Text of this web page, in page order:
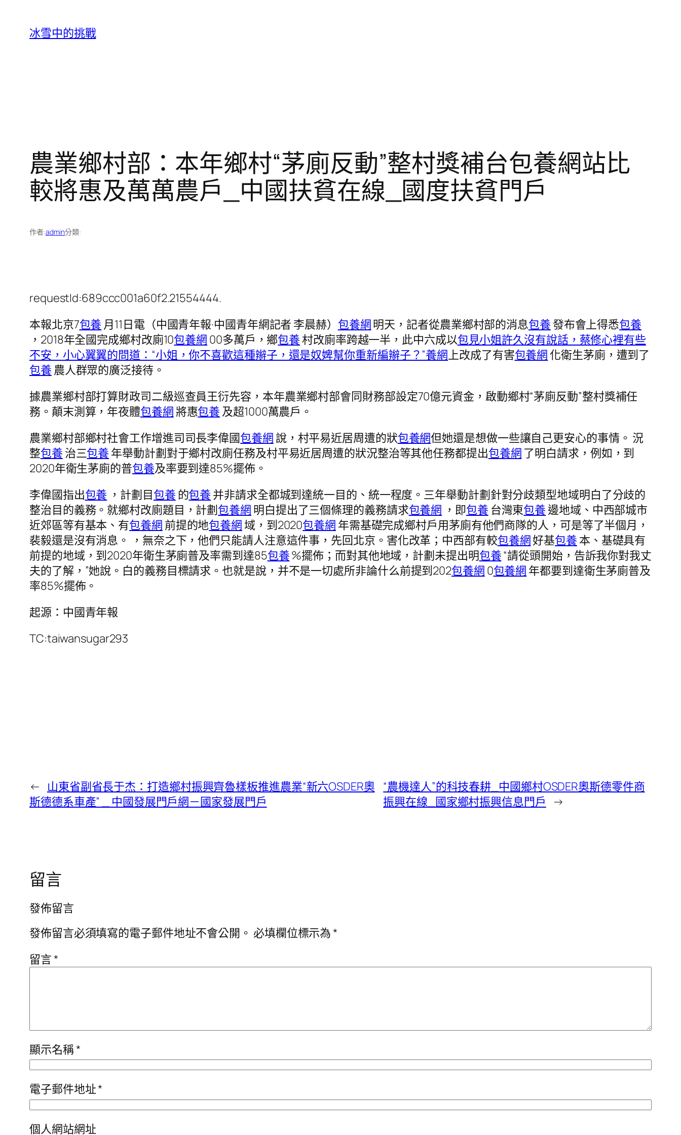
冰雪中的挑戰
農業鄉村部：本年鄉村“茅廁反動”整村獎補台包養網站比
較將惠及萬萬農戶_中國扶貧在線_國度扶貧門戶
作者:admin分類:
requestId:689ccc001a60f2.21554444.
本報北京7包養 月11日電（中國青年報·中國青年網記者 李晨赫） 包養網明天，記者從農業鄉村部的消息包養發布會上得悉包養
，2018年全國完成鄉村改廁10包養網 00多萬戶，鄉包養村改廁率跨越一半，此中六成以包見小姐許久沒有說話，蔡修心裡有些
不安，小心翼翼的問道：“小姐，你不喜歡這種辮子，還是奴婢幫你重新編辮子？”養網上改成了有害包養網化衛生茅廁，遭到了
包養 農人群眾的廣泛接待。
據農業鄉村部打算財政司二級巡查員王衍先容，本年農業鄉村部會同財務部設定70億元資金，啟動鄉村“茅廁反動”整村獎補任
務。顛末測算，年夜體包養網將惠包養 及超1000萬農戶。
農業鄉村部鄉村社會工作增進司司長李偉國包養網說，村平易近居周遭的狀包養網但她還是想做一些讓自己更安心的事情。 況
整包養 治三包養 年舉動計劃對于鄉村改廁任務及村平易近居周遭的狀況整治等其他任務都提出包養網 了明白請求，例如，到
2020年衛生茅廁的普包養及率要到達85%擺佈。
李偉國指出包養 ，計劃目包養 的包養 并非請求全都城到達統一目的、統一程度。三年舉動計劃針對分歧類型地域明白了分歧的
整治目的義務。就鄉村改廁題目，計劃包養網 明白提出了三個條理的義務請求包養網 ，即包養 台灣東包養 邊地域、中西部城市
近郊區等有基本、有包養網 前提的地包養網 域，到2020包養網 年需基礎完成鄉村戶用茅廁有他們商隊的人，可是等了半個月，
裴毅還是沒有消息。 ，無奈之下，他們只能請人注意這件事，先回北京。害化改革；中西部有較包養網好基包養 本、基礎具有
前提的地域，到2020年衛生茅廁普及率需到達85包養%擺佈；而對其他地域，計劃未提出明包養“請從頭開始，告訴我你對我丈
夫的了解，”她說。白的義務目標請求。也就是說，并不是一切處所非論什么前提到202包養網 0包養網 年都要到達衛生茅廁普及
率85%擺佈。
起源：中國青年報
TC:taiwansugar293
← 山東省副省長于杰：打造鄉村振興齊魯樣板推進農業“新六OSDER奧
斯德德系車產” _ 中國發展門戶網－國家發展門戶
“農機達人”的科技春耕_中國鄉村OSDER奧斯德零件商
振興在線_國家鄉村振興信息門戶
→
留言
發佈留言
發佈留言必須填寫的電子郵件地址不會公開。 必填欄位標示為*
留言*
顯示名稱*
電子郵件地址*
個人網站網址